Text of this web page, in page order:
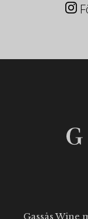
Gassås Wine